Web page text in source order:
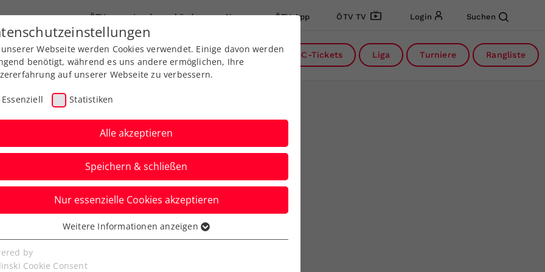
ÖTV Landesverbände News ÖTV App ÖTV TV Login Suchen
Ausbildung Services Über uns DC-Tickets Liga Turniere Rangliste
Neumayer erkämpft
Webseite werden Cookies verwendet. Einige davon werden
benötigt, während es uns andere ermöglichen, Ihre
auf unserer Webseite zu verbessern.
Essenziell Statistiken
Alle akzeptieren
Speichern & schließen
Nur essenzielle Cookies akzeptieren
Cookies werden für grundlegende Funktionen der
benötigt. Dadurch ist gewährleistet, dass die Webseite
Weitere Informationen anzeigen
by
Cookie Consent